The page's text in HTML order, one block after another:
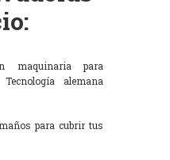
maquinaria para
alemana
para cubrir tus